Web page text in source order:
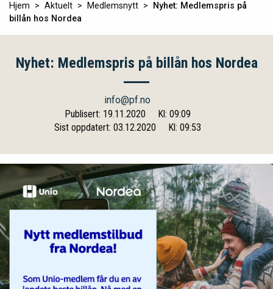
Hjem Aktuelt Medlemsnytt
Nyhet: Medlemspris på
billån hos Nordea
Nyhet: Medlemspris på billån hos Nordea
info@pf.no
Publisert: 19.11.2020
Kl: 09:09
Sist oppdatert: 03.12.2020
Kl: 09:53